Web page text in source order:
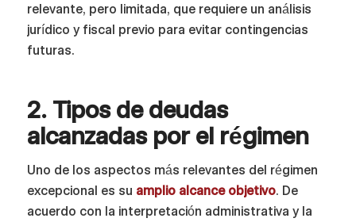
relevante, pero limitada, que requiere un análisis
jurídico y fiscal previo para evitar contingencias
futuras.
2. Tipos de deudas
alcanzadas por el régimen
Uno de los aspectos más relevantes del régimen
excepcional es su amplio alcance objetivo. De
acuerdo con la interpretación administrativa y la